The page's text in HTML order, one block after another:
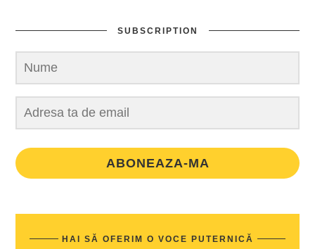
SUBSCRIPTION
ABONEAZA-MA
HAI SĂ OFERIM O VOCE PUTERNICĂ